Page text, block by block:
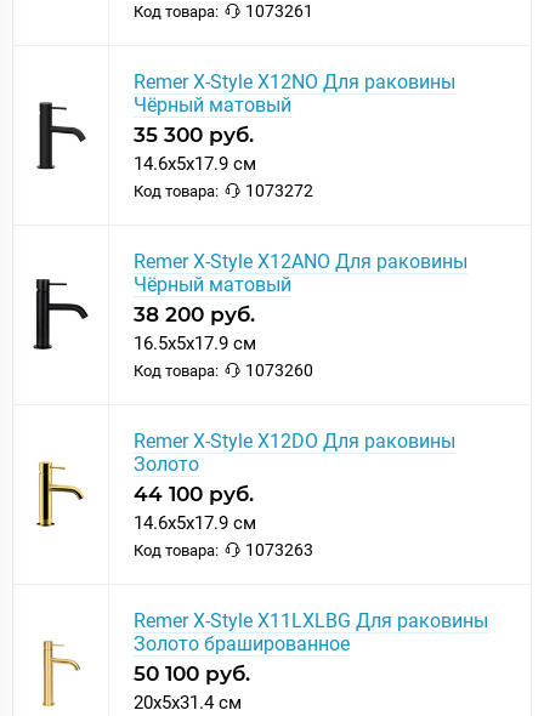
Код товара: 1073261
Remer X-Style X12NO Для раковины
Чёрный матовый
35 300 руб.
14.6x5x17.9 см
Код товара: 1073272
Remer X-Style X12ANO Для раковины
Чёрный матовый
38 200 руб.
16.5x5x17.9 см
Код товара: 1073260
Remer X-Style X12DO Для раковины
Золото
44 100 руб.
14.6x5x17.9 см
Код товара: 1073263
Remer X-Style X11LXLBG Для раковины
Золото брашированное
50 100 руб.
20x5x31.4 см